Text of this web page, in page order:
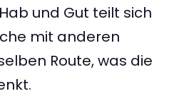
und Gut teilt sich
mit anderen
Route, was die